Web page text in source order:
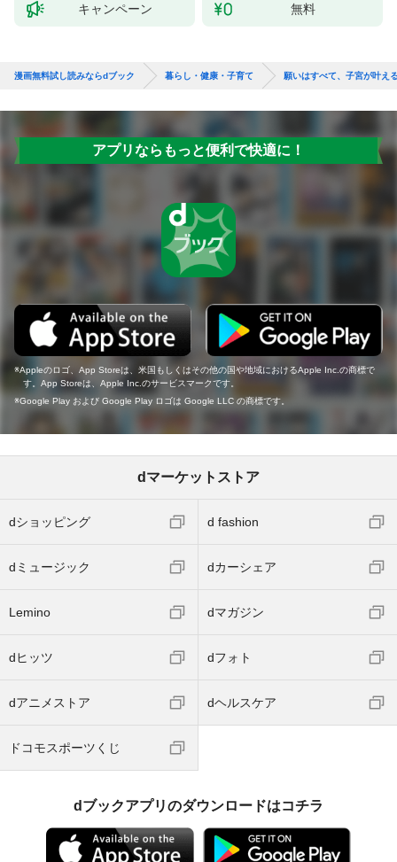
キャンペーン 無料
漫画無料試し読みならdブック 暮らし・健康・子育て 願いはすべて、子宮が叶え
アプリならもっと便利で快適に！
Appleのロゴ、App Storeは、米国もしくはその他の国や地域におけるApple Inc.の商標で
す。App Storeは、Apple Inc.のサービスマークです。
Google Play および Google Play ロゴは Google LLC の商標です。
dマーケットストア
dショッピング d fashion
dミュージック dカーシェア
Lemino dマガジン
dヒッツ dフォト
dアニメストア dヘルスケア
ドコモスポーツくじ
dブックアプリのダウンロードはコチラ